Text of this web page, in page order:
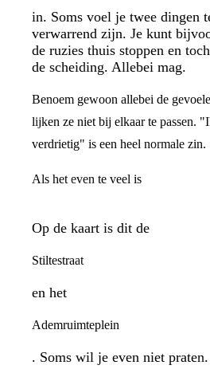
in. Soms voel je twee dingen
verwarrend zijn. Je kunt
de ruzies thuis stoppen en
de scheiding. Allebei mag.
Benoem gewoon allebei de
lijken ze niet bij elkaar te passen.
verdrietig" is een heel normale zin.
Als het even te veel is
Op de kaart is dit de
Stiltestraat
en het
Ademruimteplein
. Soms wil je even niet